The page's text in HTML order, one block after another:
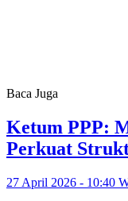
Baca Juga
Ketum PPP:
Perkuat
27 April 2026 - 10:40